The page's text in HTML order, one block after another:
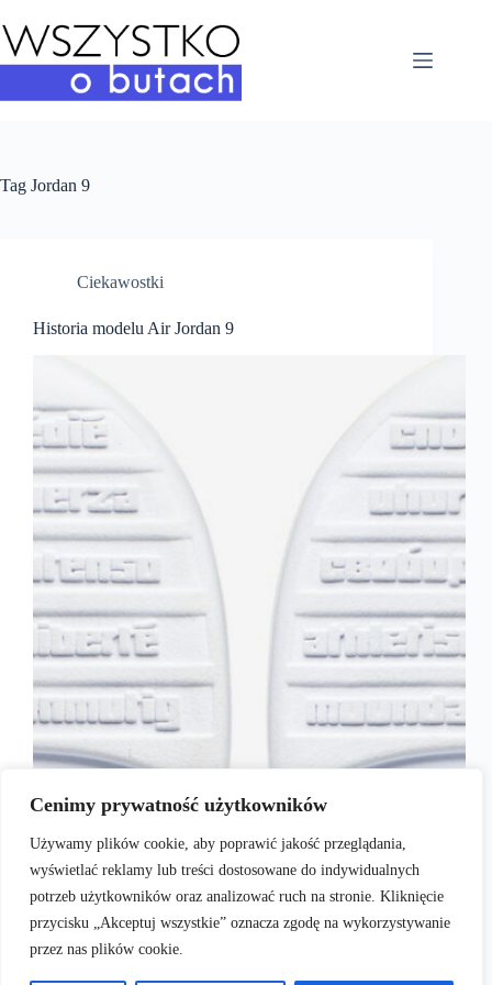
Cenimy prywatność użytkowników
Używamy plików cookie, aby poprawić jakość przeglądania,
wyświetlać reklamy lub treści dostosowane do indywidualnych
potrzeb użytkowników oraz analizować ruch na stronie. Kliknięcie
przycisku „Akceptuj wszystkie” oznacza zgodę na wykorzystywanie
przez nas plików cookie.
do
treści
Tag Jordan 9
Ciekawostki
Historia modelu Air Jordan 9
Model Air Jordan 9 zawitał na rynku, kiedy Michael
Jordan był na emeryturze, co oznacza, że nie
wystąpił w nich w żadnym meczu. Choć same buty
nie należą do najpopularniejszych z serii obuwia
sygnowanego nazwiskiem legendy koszykówki, to
warto przyjrzeć…
admin
2016-12-22